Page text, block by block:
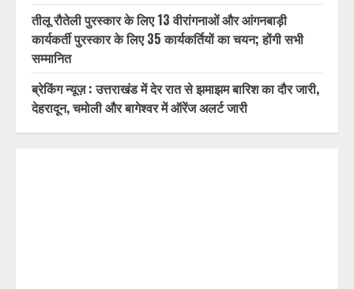
तीलू रौतेली पुरस्कार के लिए 13 वीरांगनाओं और आंगनबाड़ी
कार्यकर्ती पुरस्कार के लिए 35 कार्यकर्तियों का चयन; होंगी सभी
सम्मानित
ब्रेकिंग न्यूज़ : उत्तराखंड में देर रात से झमाझम बारिश का दौर जारी,
देहरादून, चमोली और बागेश्वर में ऑरेंज अलर्ट जारी